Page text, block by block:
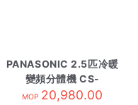
PANASONIC 2.5匹冷暖
變頻分體機 CS-
E24TKA-內 R410A
MOP 20,980.00